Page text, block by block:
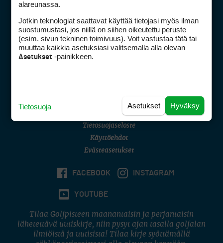
Golfpisteen yhteystiedot
DSA avoimuusraportti
Asiakaspalvelu
(digi) digi@otavamedia.fi
Tietosuojaseloste
Käyttöehdot
Evästeasetukset
FACEBOOK INSTAGRAM
YOUTUBE
Tilaa Golfpisteen maanantaisin ja perjantaisin
lähetettävä uutiskirje, niin pysyt ajan tasalla golfalan
ilmiöistä ja uutisista! Tilaa kirje syöttämällä
alareunassa.
Jotkin teknologiat saattavat käyttää tietojasi myös ilman
suostumustasi, jos niillä on siihen oikeutettu peruste
(esim. sivun tekninen toimivuus). Voit vastustaa tätä tai
muuttaa kaikkia asetuksiasi valitsemalla alla olevan
Asetukset -painikkeen.
Hyväksy
Asetukset
Tietosuoja